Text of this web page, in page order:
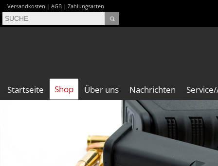
Versandkosten | AGB | Zahlungsarten
Startseite Shop Über uns Nachrichten